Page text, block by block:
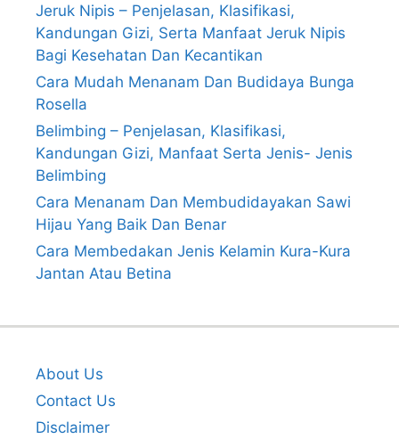
Jeruk Nipis – Penjelasan, Klasifikasi,
Kandungan Gizi, Serta Manfaat Jeruk Nipis
Bagi Kesehatan Dan Kecantikan
Cara Mudah Menanam Dan Budidaya Bunga
Rosella
Belimbing – Penjelasan, Klasifikasi,
Kandungan Gizi, Manfaat Serta Jenis- Jenis
Belimbing
Cara Menanam Dan Membudidayakan Sawi
Hijau Yang Baik Dan Benar
Cara Membedakan Jenis Kelamin Kura-Kura
Jantan Atau Betina
About Us
Contact Us
Disclaimer